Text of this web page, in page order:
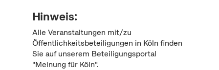
Hinweis:
Alle Veranstaltungen mit/zu
Öffentlichkeitsbeteiligungen in Köln finden
Sie auf unserem Beteiligungsportal
"Meinung für Köln".